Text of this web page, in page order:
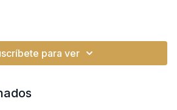
mismos como muestra de gratitud a
para ver